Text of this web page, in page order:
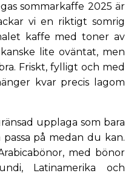
sommarkaffe 2025 är
vi en riktigt somrig
kaffe med toner av
lite oväntat, men
Friskt, fylligt och med
kvar precis lagom
upplaga som bara
på medan du kan.
med bönor
Latinamerika och